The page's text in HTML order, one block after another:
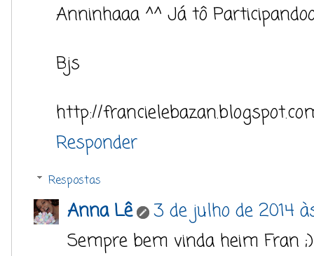
Anninhaaa ^^ Já tô
Bjs
http://
Responder
Respostas
Anna Lê
3 de julho de 2014
Sempre bem vinda heim Fran ;)